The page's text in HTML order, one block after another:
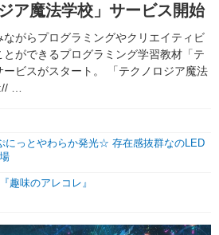
イベント
コスプレ
新帝スタ
ラジオ
コラム
ア魔法学校」サービス開始
がらプログラミングやクリエイティビ
ができるプログラミング学習教材「テ
ビスがスタート。 「テクノロジア魔法
…
にっとやわらか発光☆ 存在感抜群なのLED
趣味のアレコレ』